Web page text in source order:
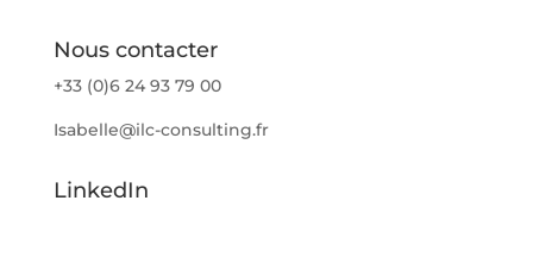
Nous contacter
+33 (0)6 24 93 79 00
Isabelle@ilc-consulting.fr
LinkedIn